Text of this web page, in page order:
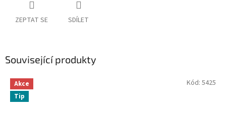
ZEPTAT SE SDÍLET
Související produkty
Akce
Tip
Kód: 5425